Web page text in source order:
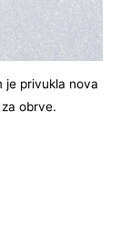
je privukla nova
obrve.